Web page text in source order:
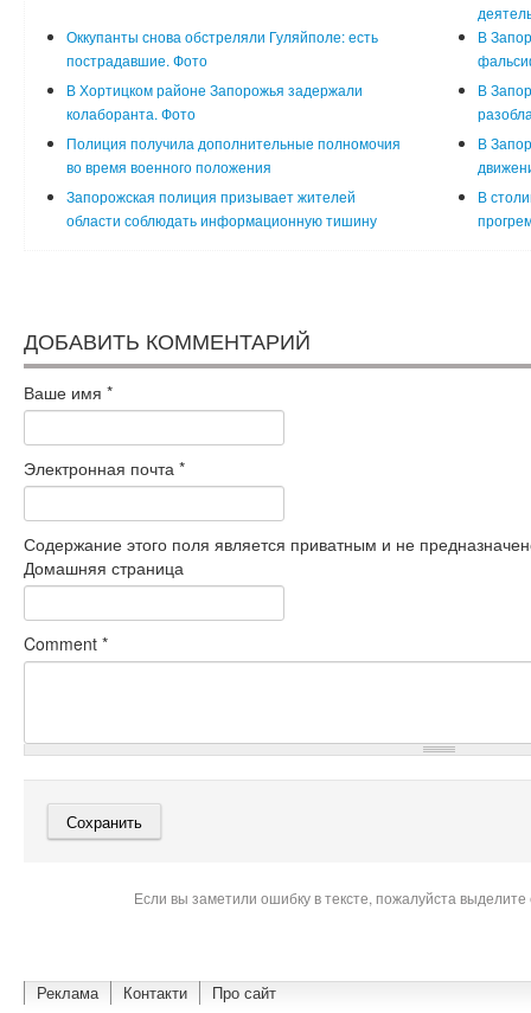
Оккупанты снова обстреляли Гуляйполе: есть
пострадавшие. Фото
В
В Хортицком районе Запорожья задержали
колаборанта. Фото
В
Полиция получила дополнительные полномочия
во время военного положения
В
Запорожская полиция призывает жителей
области соблюдать информационную тишину
В
ДОБАВИТЬ КОММЕНТАРИЙ
Ваше имя *
Электронная почта *
Содержание этого поля является приватным и не
Домашняя страница
Comment *
Если вы заметили ошибку в тексте, пожалуйста
Реклама Контакти Про сайт